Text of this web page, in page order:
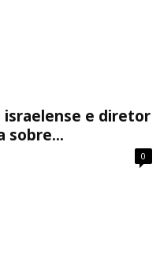
israelense e diretor
sobre...
0